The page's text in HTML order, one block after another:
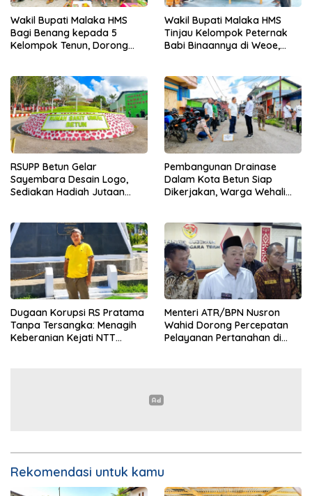
Wakil Bupati Malaka HMS
Bagi Benang kepada 5
Kelompok Tenun, Dorong
Wakil Bupati Malaka HMS
Tinjau Kelompok Peternak
Babi Binaannya di Weoe,
RSUPP Betun Gelar
Sayembara Desain Logo,
Sediakan Hadiah Jutaan
Pembangunan Drainase
Dalam Kota Betun Siap
Dikerjakan, Warga Wehali
Dugaan Korupsi RS Pratama
Tanpa Tersangka: Menagih
Keberanian Kejati NTT
Menteri ATR/BPN Nusron
Wahid Dorong Percepatan
Pelayanan Pertanahan di
Rekomendasi untuk kamu